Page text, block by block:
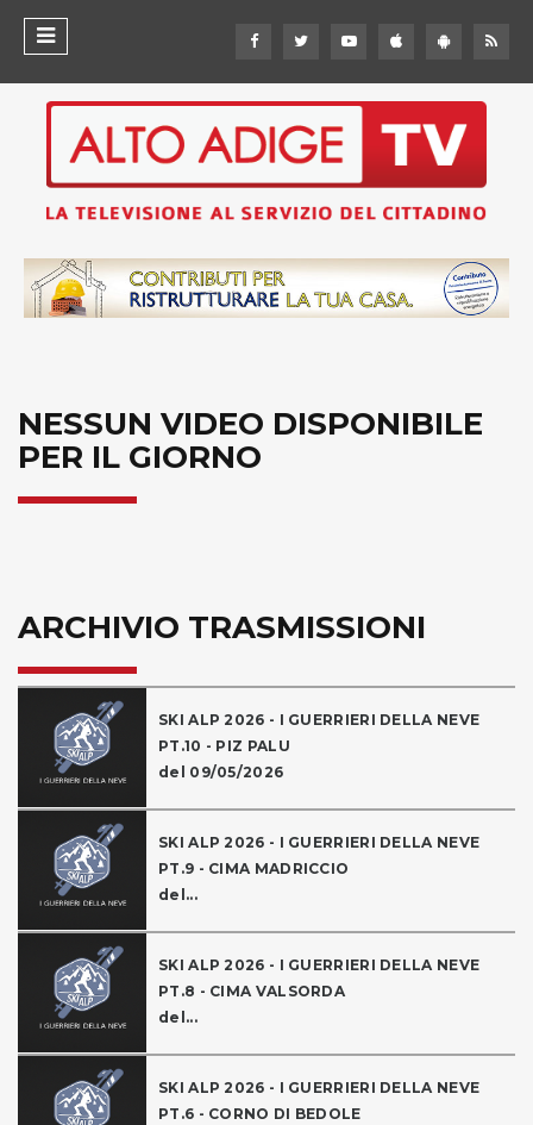
NESSUN VIDEO DISPONIBILE
PER IL GIORNO
ARCHIVIO TRASMISSIONI
SKI ALP 2026 - I GUERRIERI DELLA NEVE
PT.10 - PIZ PALU
del 09/05/2026
SKI ALP 2026 - I GUERRIERI DELLA NEVE
PT.9 - CIMA MADRICCIO
del...
SKI ALP 2026 - I GUERRIERI DELLA NEVE
PT.8 - CIMA VALSORDA
del...
SKI ALP 2026 - I GUERRIERI DELLA NEVE
PT.6 - CORNO DI BEDOLE